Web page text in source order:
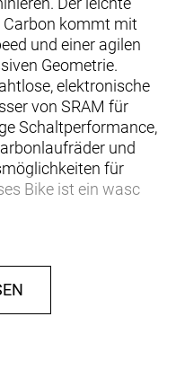
Carbon kommt mit
und einer agilen
Geometrie.
elektronische
von SRAM für
Schaltperformance,
und
für
Bike ist ein wasc
besten
Markt suchst.
leistungsfähigsten